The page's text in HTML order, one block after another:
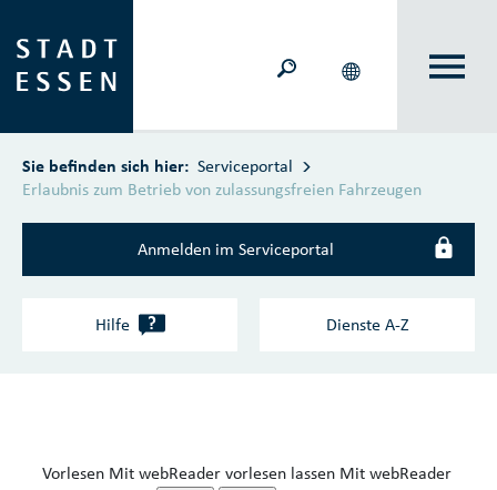
Sie befinden sich hier: Serviceportal
Erlaubnis zum Betrieb von zulassungsfreien Fahrzeugen
Anmelden im Serviceportal
Hilfe ? Dienste A‑Z
Vorlesen Mit webReader vorlesen lassen Mit webReader